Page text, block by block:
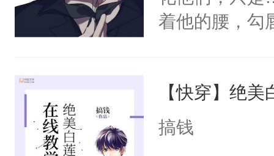
着他的腰，勾
来，给老公
用力——为你
【快穿】绝
搞钱